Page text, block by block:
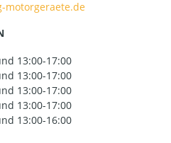
13:00-17:00
13:00-17:00
13:00-17:00
13:00-17:00
13:00-16:00